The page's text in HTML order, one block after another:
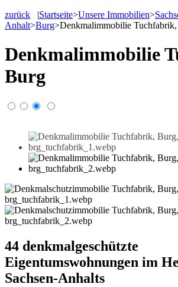
zurück |Startseite>Unsere Immobilien>
Anhalt>Burg>Denkmalimmobilie
Denkmalimmobilie
Burg
44 denkmalgeschützte
Eigentumswohnungen im
Sachsen-Anhalts